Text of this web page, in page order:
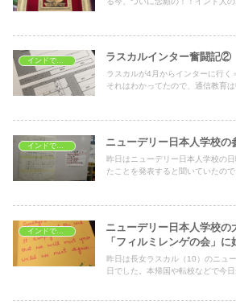
インドで子育て ラスカルインター奮闘記②
ラスカルが4月からインターに行く
それはわかってたので、通信教育
インドで子育て ニューデリー日本人学校の
昨日はニューデリー日本人学校の
たことを発表すると聞いていたので
ニューデリー日本人学校の
「フィルミレンゲの会」
昨日は長女ラスカル（10）のニュ
日でした。本帰国や転校などで今日